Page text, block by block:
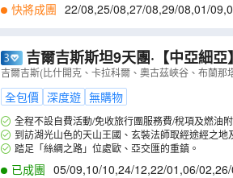
快將成團 22/08,25/08,27/08,29/08,01/09,
吉爾吉斯斯坦9天團·【中亞細
塔、阿拉阿恰國家公園)（
吉爾吉斯(比什開克、卡拉科爾、奧古茲峽谷、布蘭
全包價 深度遊 無購物
全程不設自費活動/免收旅行團服務費/稅項及燃油
到訪湖光山色的天山王國、玄裝法師取經途經之地
踏足「絲綢之路」位處歐、亞交匯的重鎮。
已成團 05/09,10/10,24/12,22/01 ,06/02,